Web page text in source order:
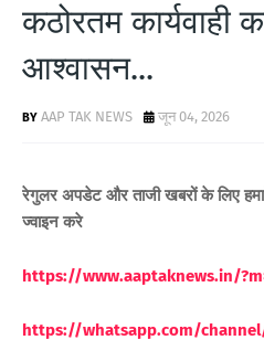
कठोरतम कार्यवाही
आश्वासन...
AAP TAK NEWS जून 04, 2026
रेगुलर अपडेट और ताजी खबरों के लिए
ज्वाइन करे
https://www.aaptaknews.in/
https://whatsapp.com/